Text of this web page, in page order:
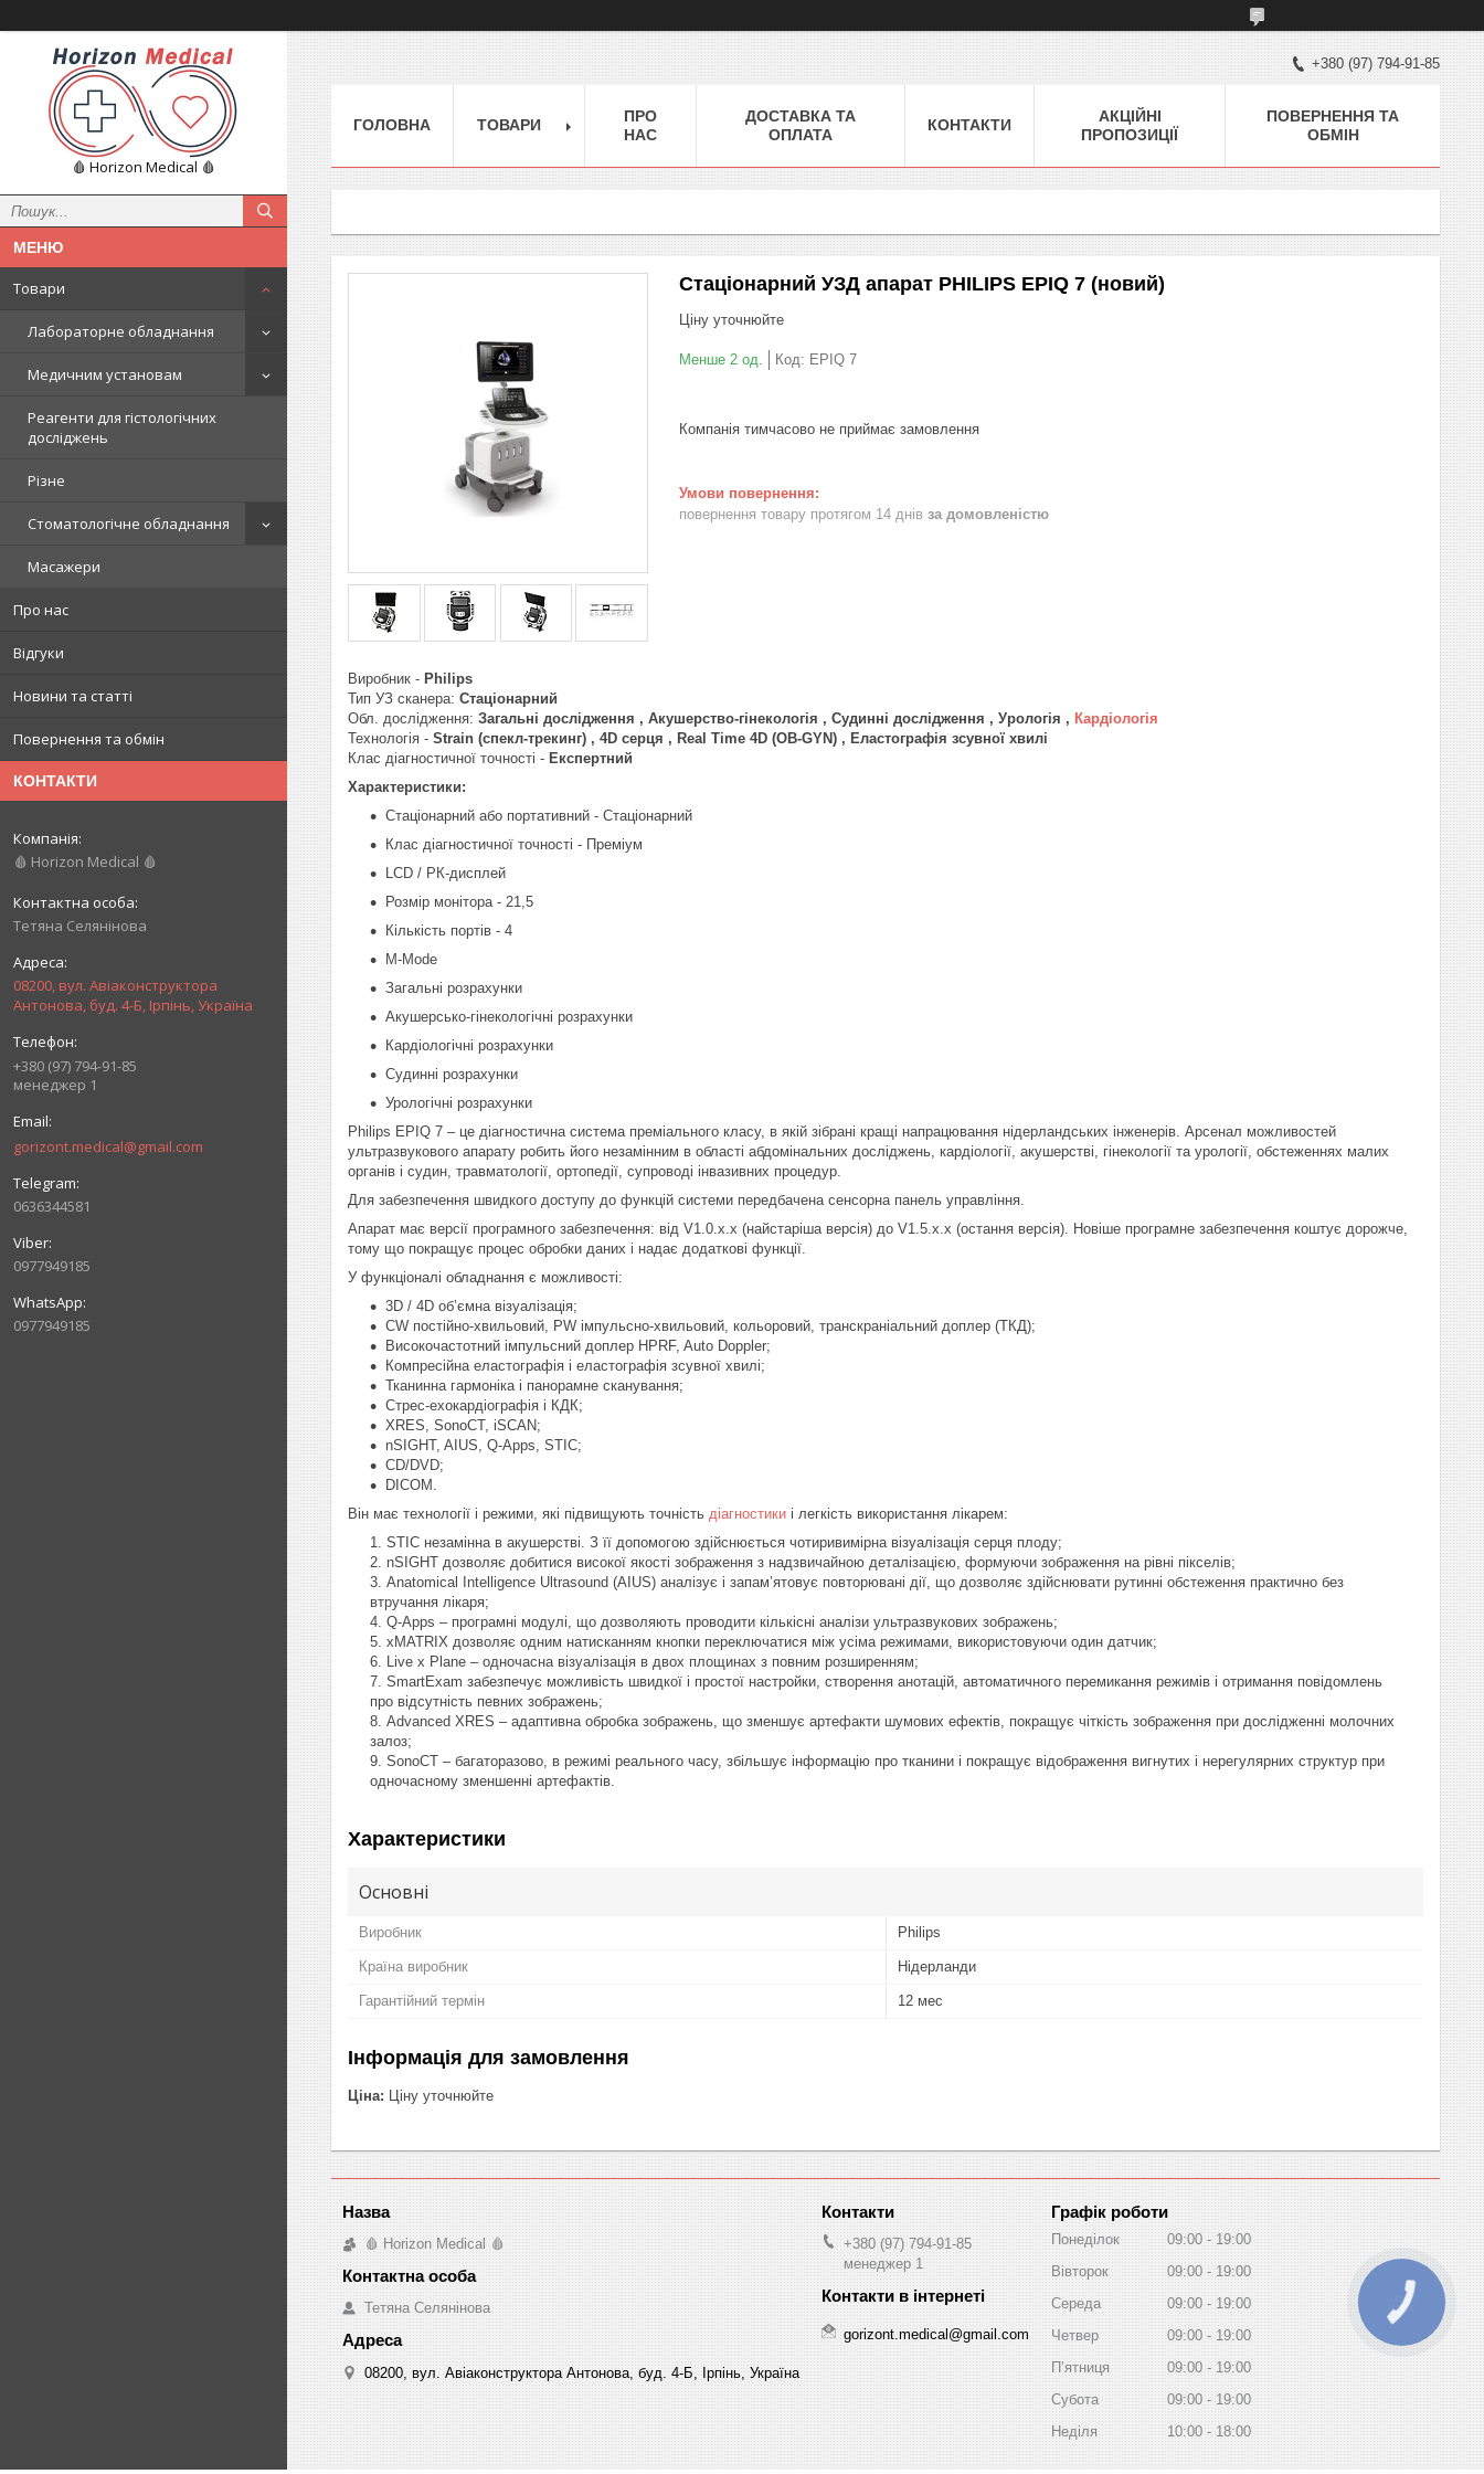
🩸 Horizon Medical 🩸
Товари
Лабораторне обладнання
Медичним установам
Реагенти для гістологічних
досліджень
Різне
Стоматологічне обладнання
Масажери
Про нас
Відгуки
Новини та статті
Повернення та обмін
КОНТАКТИ
🩸 Horizon Medical 🩸
Тетяна Селянінова
08200, вул. Авіаконструктора
Антонова, буд. 4-Б, Ірпінь, Україна
+380 (97) 794-91-85
менеджер 1
gorizont.medical@gmail.com
0636344581
0977949185
0977949185
+380 (97) 794-91-85
ГОЛОВНА ТОВАРИ
ПРО
НАС
ДОСТАВКА ТА
ОПЛАТА
КОНТАКТИ
АКЦІЙНІ
ПРОПОЗИЦІЇ
ПОВЕРНЕННЯ ТА
ОБМІН
Стаціонарний УЗД апарат PHILIPS EPIQ 7 (новий)
Ціну уточнюйте
Менше 2 од. Код: EPIQ 7
Компанія тимчасово не приймає замовлення
повернення товару протягом 14 днів за домовленістю
Виробник - Philips
Тип УЗ сканера: Cтаціонарний
Обл. дослідження: Загальні дослідження , Акушерство-гінекологія , Судинні дослідження , Урологія , Кардіологія
Технологія - Strain (спекл-трекинг) , 4D серця , Real Time 4D (OB-GYN) , Еластографія зсувної хвилі
Клас діагностичної точності - Експертний
Характеристики:
Стаціонарний або портативний - Стаціонарний
Клас діагностичної точності - Преміум
LCD / РК-дисплей
Розмір монітора - 21,5
Кількість портів - 4
M-Mode
Загальні розрахунки
Акушерсько-гінекологічні розрахунки
Кардіологічні розрахунки
Судинні розрахунки
Урологічні розрахунки
Philips EPIQ 7 – це діагностична система преміального класу, в якій зібрані кращі напрацювання нідерландських інженерів. Арсенал можливостей
ультразвукового апарату робить його незамінним в області абдомінальних досліджень, кардіології, акушерстві, гінекології та урології, обстеженнях малих
органів і судин, травматології, ортопедії, супроводі інвазивних процедур.
Для забезпечення швидкого доступу до функцій системи передбачена сенсорна панель управління.
Апарат має версії програмного забезпечення: від V1.0.x.x (найстаріша версія) до V1.5.x.x (остання версія). Новіше програмне забезпечення коштує дорожче,
тому що покращує процес обробки даних і надає додаткові функції.
У функціоналі обладнання є можливості:
3D / 4D об’ємна візуалізація;
СW постійно-хвильовий, PW імпульсно-хвильовий, кольоровий, транскраніальний доплер (ТКД);
Високочастотний імпульсний доплер HPRF, Auto Doppler;
Компресійна еластографія і еластографія зсувної хвилі;
Тканинна гармоніка і панорамне сканування;
Стрес-ехокардіографія і КДК;
XRES, SonoCT, iSCAN;
nSIGHT, AIUS, Q-Apps, STIC;
CD/DVD;
DICOM.
Він має технології і режими, які підвищують точність діагностики і легкість використання лікарем:
STIC незамінна в акушерстві. З її допомогою здійснюється чотиривимірна візуалізація серця плоду;
nSIGHT дозволяє добитися високої якості зображення з надзвичайною деталізацією, формуючи зображення на рівні пікселів;
Anatomical Intelligence Ultrasound (AIUS) аналізує і запам’ятовує повторювані дії, що дозволяє здійснювати рутинні обстеження практично без
втручання лікаря;
Q-Apps – програмні модулі, що дозволяють проводити кількісні аналізи ультразвукових зображень;
xMATRIX дозволяє одним натисканням кнопки переключатися між усіма режимами, використовуючи один датчик;
Live x Plane – одночасна візуалізація в двох площинах з повним розширенням;
SmartExam забезпечує можливість швидкої і простої настройки, створення анотацій, автоматичного перемикання режимів і отримання повідомлень
про відсутність певних зображень;
Advanced XRES – адаптивна обробка зображень, що зменшує артефакти шумових ефектів, покращує чіткість зображення при дослідженні молочних
залоз;
SonoCT – багаторазово, в режимі реального часу, збільшує інформацію про тканини і покращує відображення вигнутих і нерегулярних структур при
одночасному зменшенні артефактів.
Характеристики
Основні
Виробник Philips
Країна виробник Нідерланди
Гарантійний термін 12 мес
Інформація для замовлення
Ціна: Ціну уточнюйте
🩸 Horizon Medical 🩸
Тетяна Селянінова
08200, вул. Авіаконструктора Антонова, буд. 4-Б, Ірпінь, Україна
+380 (97) 794-91-85
менеджер 1
gorizont.medical@gmail.com
Графік роботи
Понеділок 09:00
19:00
Вівторок
09:00
19:00
Середа
09:00
19:00
Четвер
09:00
19:00
Пʼятниця
09:00
19:00
Субота
09:00
19:00
Неділя
10:00 18:00
КНОПКА
ЗВ'ЯЗКУ